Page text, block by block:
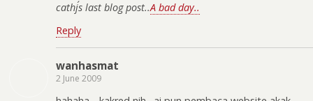
cathj´s last blog post..A bad day..
Reply
wanhasmat
2 June 2009